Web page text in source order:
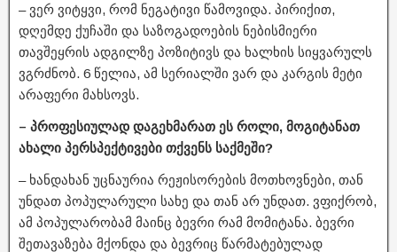
– ვერ ვიტყვი, რომ ნეგატივი წამოვიდა. პირიქით,
დღემდე ქუჩაში და საზოგადოების ნებისმიერი
თავშეყრის ადგილზე პოზიტივს და ხალხის სიყვარულს
ვგრძნობ. 6 წელია, ამ სერიალში ვარ და კარგის მეტი
არაფერი მახსოვს.
– პროფესიულად დაგეხმარათ ეს როლი, მოგიტანათ
ახალი პერსპექტივები თქვენს საქმეში?
– ხანდახან უცნაურია რეჟისორების მოთხოვნები, თან
უნდათ პოპულარული სახე და თან არ უნდათ. ვფიქრობ,
ამ პოპულარობამ მაინც ბევრი რამ მომიტანა. ბევრი
შეთავაზება მქონდა და ბევრიც წარმატებულად